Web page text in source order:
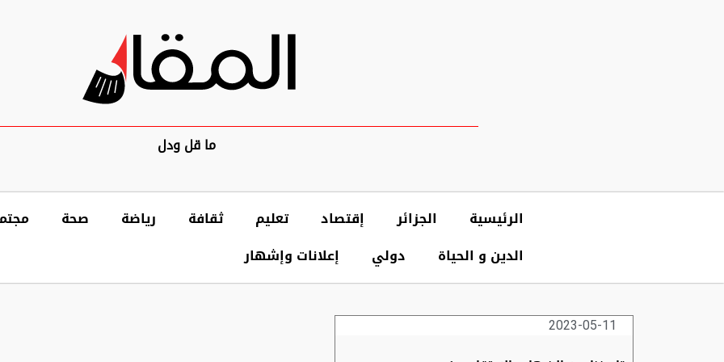
ما قل ودل
الرئيسية الجزائر إقتصاد تعليم ثقافة رياضة صحة
الدين و الحياة
دولي إعلانات وإشهار
2023-05-11